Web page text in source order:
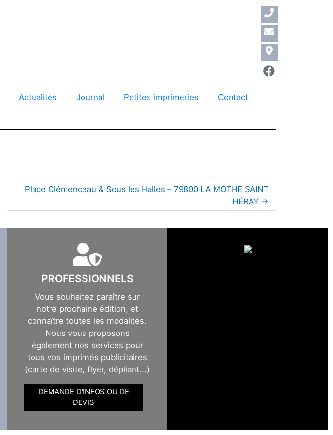
Actualités Journal Petites imprimeries Contact
Place Clémenceau & Sous les Halles – 79800 LA MOTHE SAINT
HÉRAY
PROFESSIONNELS
Vous souhaitez paraître sur
notre prochaine édition, et
connaître toutes les modalités.
Nous vous proposons
également nos services pour
tous vos imprimés publicitaires
(carte de visite, flyer, dépliant...)
DEMANDE D'INFOS OU DE
DEVIS